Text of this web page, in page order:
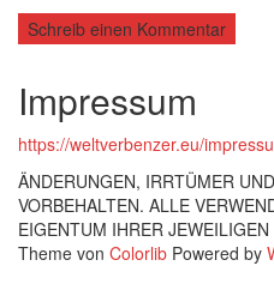
Impressum
https://weltverbenzer.eu/
ÄNDERUNGEN, IRRTÜMER
VORBEHALTEN. ALLE
EIGENTUM IHRER
Theme von Colorlib Powered by